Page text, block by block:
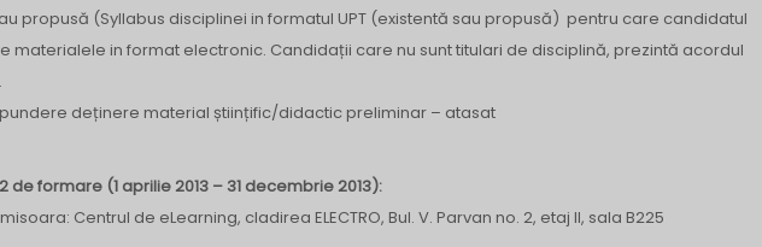
propusă (Syllabus disciplinei in formatul UPT (existentă sau propusă) pentru care candidatul
materialele in format electronic. Candidații care nu sunt titulari de disciplină, prezintă acordul
deținere material științific/didactic preliminar – atasat
formare (1 aprilie 2013 – 31 decembrie 2013):
Centrul de eLearning, cladirea ELECTRO, Bul. V. Parvan no. 2, etaj II, sala B225